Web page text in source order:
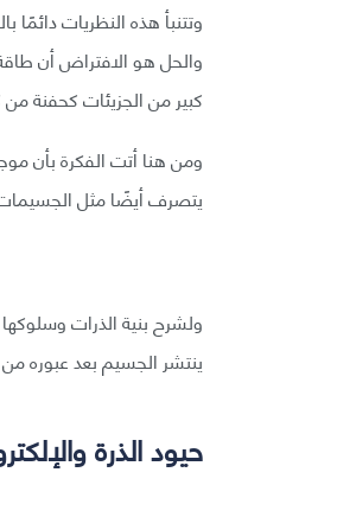
وتتنبأ هذه النظريات
والحل هو الافتراض أن
كبير من الجزيئات كحفنة من
ومن هنا أتت الفكرة بأن
يتصرف أيضًا مثل
ولشرح بنية الذرات
ينتشر الجسيم بعد عبوره
حيود الذرة